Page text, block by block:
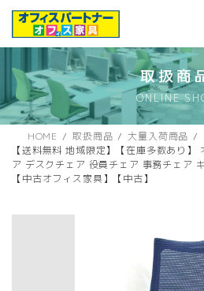
ス
キ
ン
に
取扱商
ONLINE
HOME 取扱商品
大量入荷商品
【送料無料 地域限定】【在庫多数あり】
ア デスクチェア 役員チェア 事務チェア
【中古オフィス家具】【中古】